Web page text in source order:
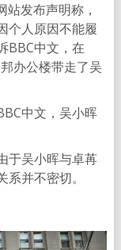
发布声明称，
个人原因不能履
BBC中文，在
办公楼带走了吴
中文，吴小晖
于吴小晖与卓苒
并不密切。